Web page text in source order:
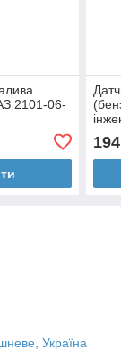
2101-06-
Україна